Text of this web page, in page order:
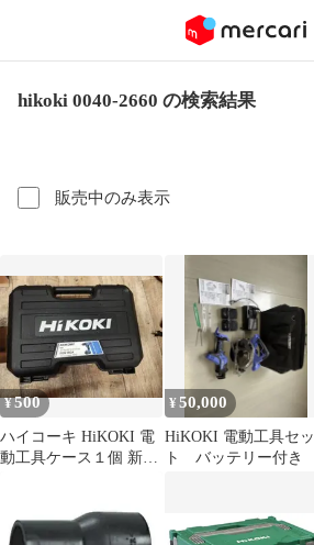
hikoki 0040-2660 の検索結果
販売中のみ表示
¥500
ハイコーキ HiKOKI 電
動工具ケース１個 新品
¥50,000
HiKOKI 電動工具セッ
ト バッテリー付き